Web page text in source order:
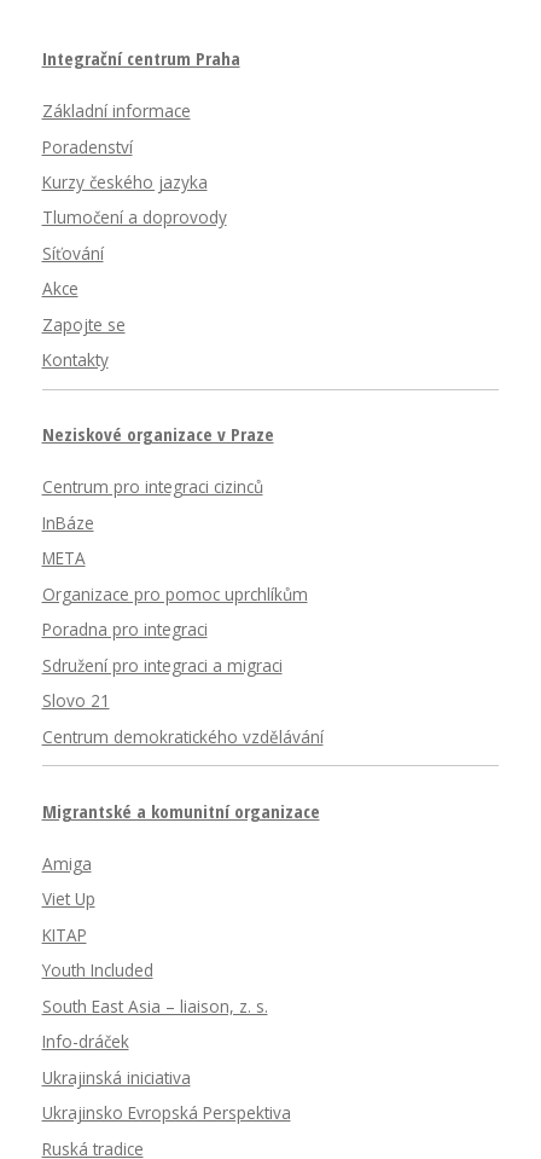
Integrační centrum Praha
Základní informace
Poradenství
Kurzy českého jazyka
Tlumočení a doprovody
Síťování
Akce
Zapojte se
Kontakty
Neziskové organizace v Praze
Centrum pro integraci cizinců
InBáze
META
Organizace pro pomoc uprchlíkům
Poradna pro integraci
Sdružení pro integraci a migraci
Slovo 21
Centrum demokratického vzdělávání
Migrantské a komunitní organizace
Amiga
Viet Up
KITAP
Youth Included
South East Asia – liaison, z. s.
Info-dráček
Ukrajinská iniciativa
Ukrajinsko Evropská Perspektiva
Ruská tradice